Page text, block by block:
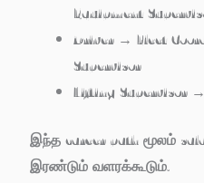
Equipment
Driver → Fleet
Supervisor
Lifting Supervisor
இந்த career path மூலம்
இரண்டும் வளரக்கூடும்.